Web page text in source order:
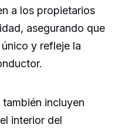
a los propietarios
asegurando que
y refleje la
incluyen
interior del